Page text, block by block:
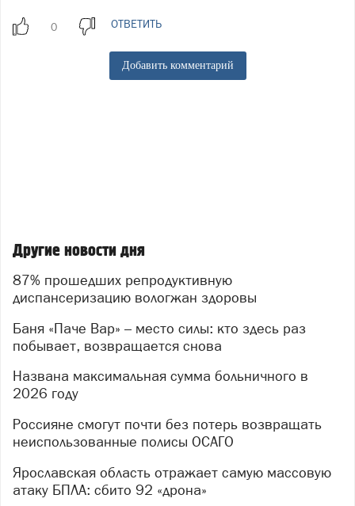
ОТВЕТИТЬ
Добавить комментарий
Другие новости дня
87% прошедших репродуктивную
диспансеризацию вологжан здоровы
Баня «Паче Вар» – место силы: кто здесь раз
побывает, возвращается снова
Названа максимальная сумма больничного в
2026 году
Россияне смогут почти без потерь возвращать
неиспользованные полисы ОСАГО
Ярославская область отражает самую массовую
атаку БПЛА: сбито 92 «дрона»